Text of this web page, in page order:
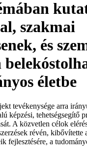
szakmai
és
életbe
tevékenysége arra
képzési, tehetségsegítő
A közvetlen célok
révén, kibővítette
fejlesztésére, a